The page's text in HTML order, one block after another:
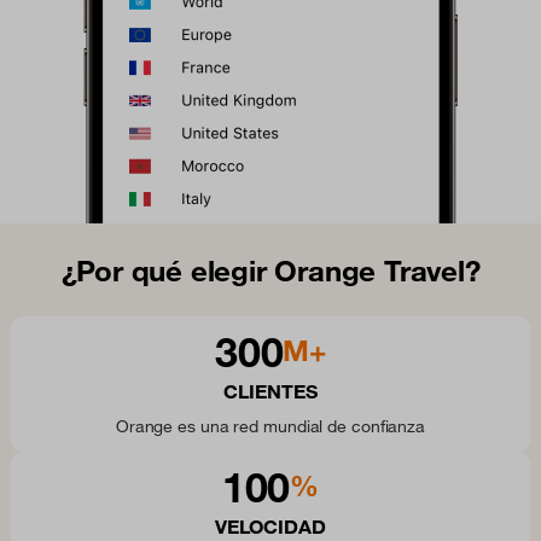
¿Por qué elegir Orange Travel?
300M+
CLIENTES
Orange es una red mundial de confianza
100%
VELOCIDAD